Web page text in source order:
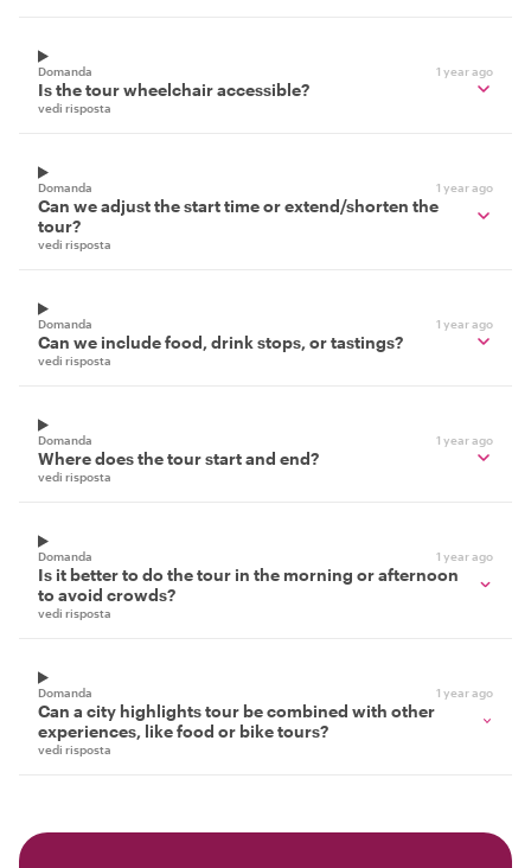
Domanda 1 year ago
Is the tour wheelchair accessible?
vedi risposta
Domanda 1 year ago
Can we adjust the start time or extend/shorten the
tour?
vedi risposta
Domanda 1 year ago
Can we include food, drink stops, or tastings?
vedi risposta
Domanda 1 year ago
Where does the tour start and end?
vedi risposta
Domanda 1 year ago
Is it better to do the tour in the morning or afternoon
to avoid crowds?
vedi risposta
Domanda 1 year ago
Can a city highlights tour be combined with other
experiences, like food or bike tours?
vedi risposta